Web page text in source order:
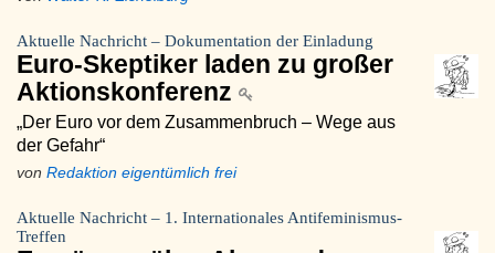
Aktuelle Nachricht – Dokumentation der Einladung
Euro-Skeptiker laden zu großer
Aktionskonferenz
„Der Euro vor dem Zusammenbruch – Wege aus
der Gefahr“
von Redaktion eigentümlich frei
Aktuelle Nachricht – 1. Internationales Antifeminismus-
Treffen